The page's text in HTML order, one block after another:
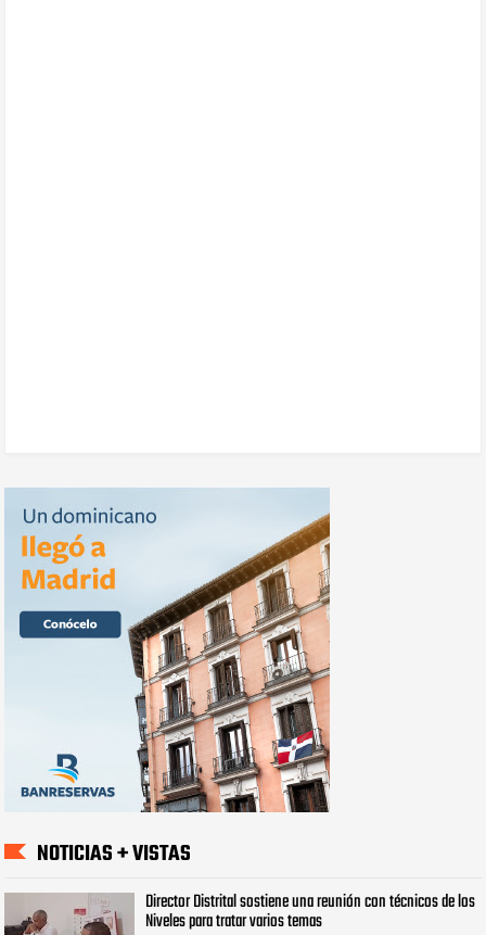
NOTICIAS + VISTAS
Director Distrital sostiene una reunión con técnicos de los
Niveles para tratar varios temas